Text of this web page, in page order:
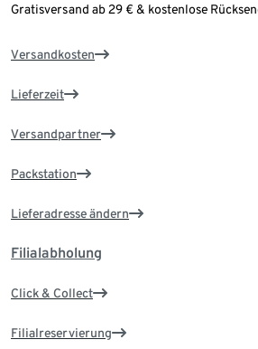
Gratisversand ab 29 € & kostenlose
Versandkosten
Lieferzeit
Versandpartner
Packstation
Lieferadresse ändern
Filialabholung
Click & Collect
Filialreservierung